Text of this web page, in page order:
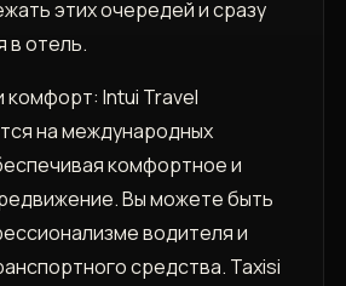
этих очередей и сразу
в отель.
комфорт: Intui Travel
на международных
комфортное и
Вы можете быть
водителя и
средства. Taxisi